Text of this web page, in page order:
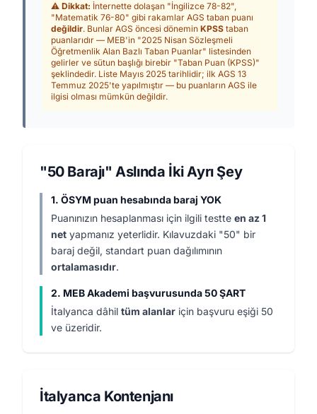
⚠️ Dikkat: İnternette dolaşan "İngilizce 78-82",
"Matematik 76-80" gibi rakamlar AGS taban puanı
değildir. Bunlar AGS öncesi dönemin KPSS taban
puanlarıdır — MEB'in "2025 Nisan Sözleşmeli
Öğretmenlik Alan Bazlı Taban Puanlar" listesinden
gelirler ve sütun başlığı birebir "Taban Puan (KPSS)"
şeklindedir. Liste Mayıs 2025 tarihlidir; ilk AGS 13
Temmuz 2025'te yapılmıştır — bu puanların AGS ile
ilgisi olması mümkün değildir.
"50 Barajı" Aslında İki Ayrı Şey
1. ÖSYM puan hesabında baraj YOK
Puanınızın hesaplanması için ilgili testte en az 1
net yapmanız yeterlidir. Kılavuzdaki "50" bir
baraj değil, standart puan dağılımının
ortalamasıdır.
2. MEB Akademi başvurusunda 50 ŞART
İtalyanca dâhil tüm alanlar için başvuru eşiği 50
ve üzeridir.
İtalyanca Kontenjanı